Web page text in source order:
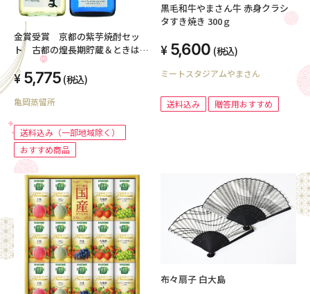
金賞受賞 京都の紫芋焼酎セッ
ト 古都の煌長期貯蔵＆ときはい
まオーク樽貯蔵
5,775 (税込)
亀岡蒸留所
送料込み（一部地域除く）
おすすめ商品
黒毛和牛やまさん牛 赤身クラシ
タすき焼き 300ｇ
5,600 (税込)
ミートスタジアムやまさん
送料込み 贈答用おすすめ
布々扇子 白大島